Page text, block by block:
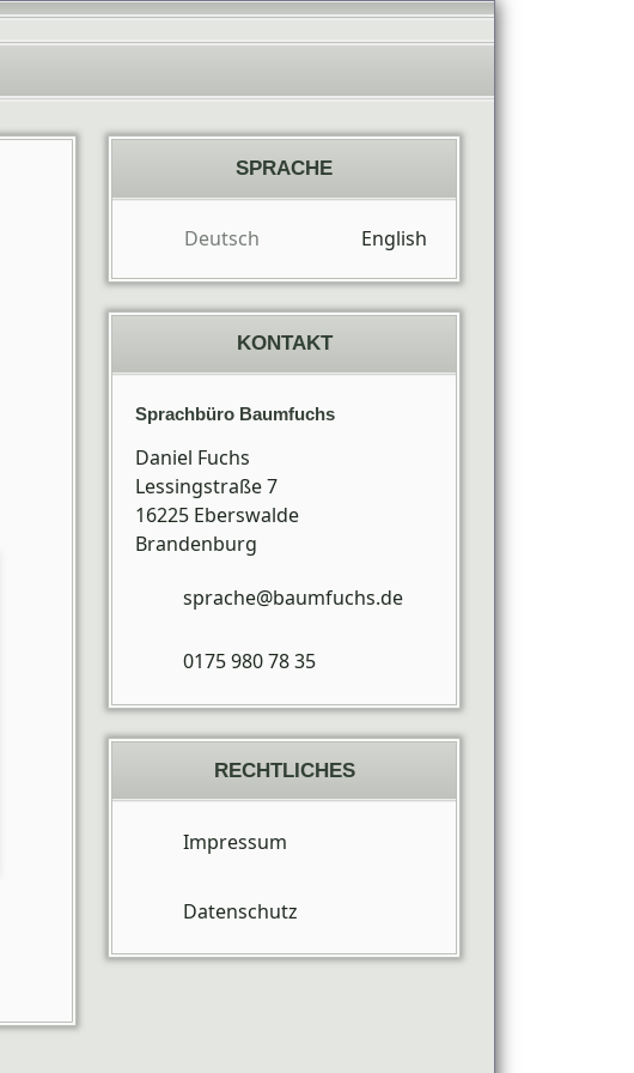
SPRACHE
Deutsch English
KONTAKT
Sprachbüro Baumfuchs
Daniel Fuchs
Lessingstraße 7
16225 Eberswalde
Brandenburg
sprache@baumfuchs.de
0175 980 78 35
RECHTLICHES
Impressum
Datenschutz